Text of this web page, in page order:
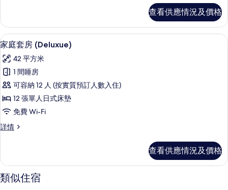
客
房,
轉
角
的
相
片
式
客
房,
轉
角
詳
查看供應情況及價格
載
入
所
有
家
庭
套
房
的
相
片
家庭套房 (Deluxue) | 房內夾萬、書桌
8
家庭套房 (Deluxue)
42 平方米
1 間睡房
可容納 12 人 (按實質預訂人數入住)
12 張單人日式床墊
免費 Wi-Fi
詳情
家
(Deluxue)
詳
情
查看供應情況及價格
類似住宿